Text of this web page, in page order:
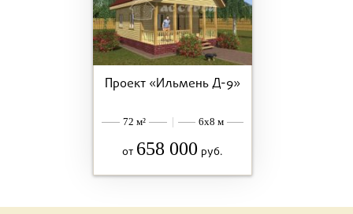
Проект «Ильмень Д-9»
72 м² 6x8 м
от 658 000 руб.